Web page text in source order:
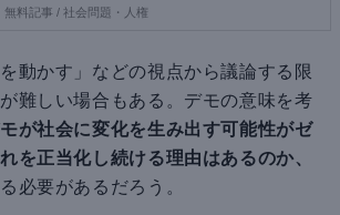
無料記事 / 社会問題・人権
動かす」などの視点から議論する限
難しい場合もある。デモの意味を考
が社会に変化を生み出す可能性がゼ
を正当化し続ける理由はあるのか、
必要があるだろう。